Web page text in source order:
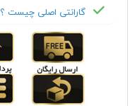
گارانتی اصلی چیست ؟